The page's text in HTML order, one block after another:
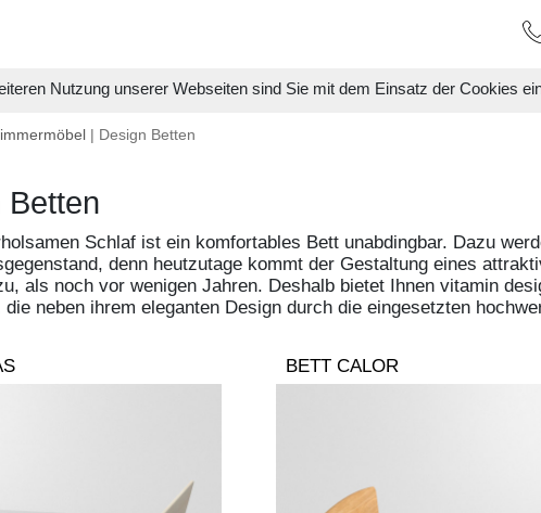
Nutzung unserer Webseiten sind Sie mit dem Einsatz der Cookies
| Design Betten
Betten
Schlaf ist ein komfortables Bett unabdingbar. Dazu
denn heutzutage kommt der Gestaltung eines
als noch vor wenigen Jahren. Deshalb bietet Ihnen vitamin
neben ihrem eleganten Design durch die eingesetzten
BETT CALOR